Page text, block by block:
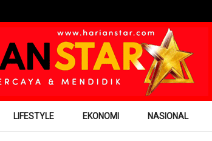
LIFESTYLE EKONOMI NASIONAL